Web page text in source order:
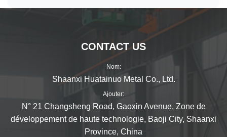
CONTACT US
Nom:
Shaanxi Huatainuo Metal Co., Ltd.
Ajouter:
N° 21 Changsheng Road, Gaoxin Avenue, Zone de
développement de haute technologie, Baoji City, Shaanxi
Province, China